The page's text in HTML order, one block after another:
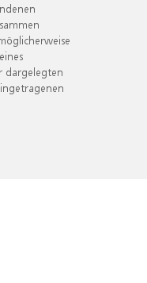
dargelegten